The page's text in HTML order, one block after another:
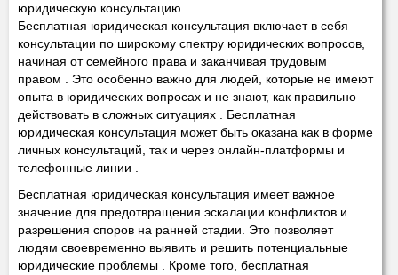
юридическую консультацию
Бесплатная юридическая консультация включает в себя
консультации по широкому спектру юридических вопросов,
начиная от семейного права и заканчивая трудовым
правом . Это особенно важно для людей, которые не имеют
опыта в юридических вопросах и не знают, как правильно
действовать в сложных ситуациях . Бесплатная
юридическая консультация может быть оказана как в форме
личных консультаций, так и через онлайн-платформы и
телефонные линии .
Бесплатная юридическая консультация имеет важное
значение для предотвращения эскалации конфликтов и
разрешения споров на ранней стадии. Это позволяет
людям своевременно выявить и решить потенциальные
юридические проблемы . Кроме того, бесплатная